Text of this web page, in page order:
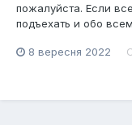
пожалуйста. Если
подъехать и обо
8 вересня 2022